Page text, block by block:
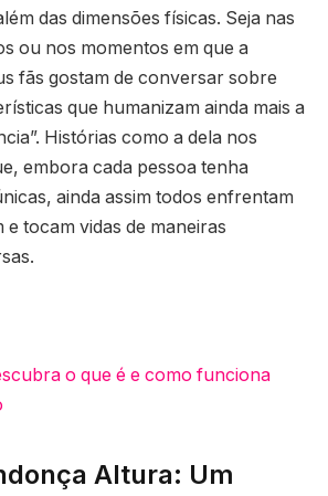
das dimensões físicas. Seja nas
ou nos momentos em que a
fãs gostam de conversar sobre
que humanizam ainda mais a
Histórias como a dela nos
embora cada pessoa tenha
ainda assim todos enfrentam
e tocam vidas de maneiras
o que é e como funciona
Altura: Um